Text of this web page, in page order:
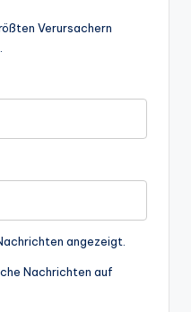
Verursachern
angezeigt.
Nachrichten auf